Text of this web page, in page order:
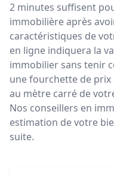
2 minutes suffisent
immobilière après
caractéristiques de
en ligne indiquera la
immobilier sans tenir
une fourchette de prix
au mètre carré de
Nos conseillers en
estimation de votre
suite.